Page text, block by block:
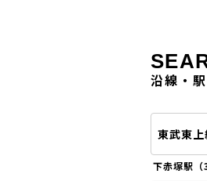
沿線・
東武東上
下赤塚駅（